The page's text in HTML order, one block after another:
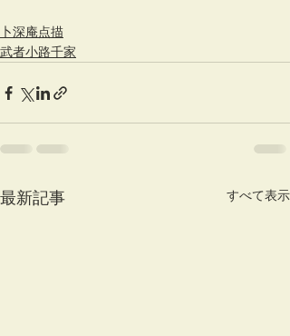
卜深庵点描
武者小路千家
最新記事 すべて表示